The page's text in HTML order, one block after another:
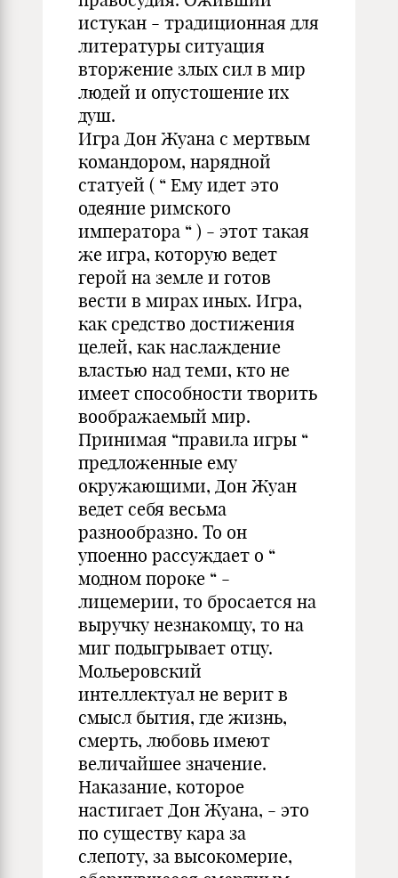
истукан - традиционная для
литературы ситуация
вторжение злых сил в мир
людей и опустошение их
душ.
Игра Дон Жуана с мертвым
командором, нарядной
статуей ( “ Ему идет это
одеяние римского
императора “ ) - этот такая
же игра, которую ведет
герой на земле и готов
вести в мирах иных. Игра,
как средство достижения
целей, как наслаждение
властью над теми, кто не
имеет способности творить
воображаемый мир.
Принимая “правила игры “
предложенные ему
окружающими, Дон Жуан
ведет себя весьма
разнообразно. То он
упоенно рассуждает о “
модном пороке “ -
лицемерии, то бросается на
выручку незнакомцу, то на
миг подыгрывает отцу.
Мольеровский
интеллектуал не верит в
смысл бытия, где жизнь,
смерть, любовь имеют
величайшее значение.
Наказание, которое
настигает Дон Жуана, - это
по существу кара за
слепоту, за высокомерие,